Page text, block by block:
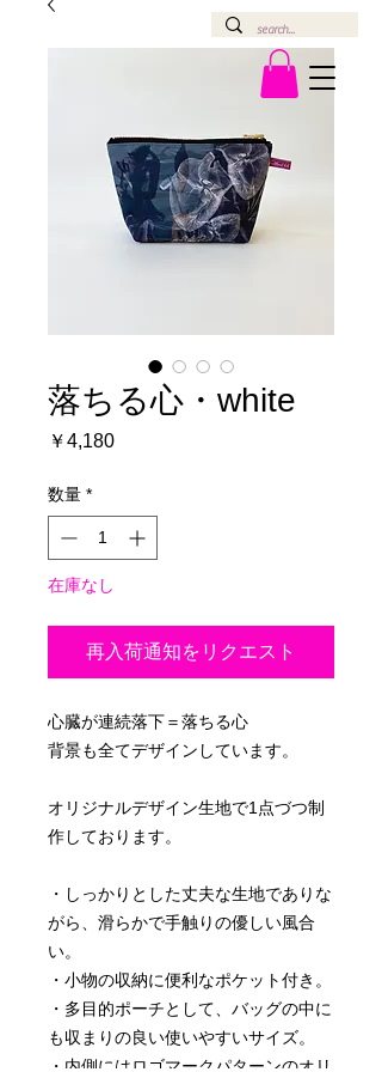
落ちる心・white
￥4,180価
数量 *
在庫なし
再入荷通知をリクエスト
心臓が連続落下＝落ちる心
背景も全てデザインしています。
オリジナルデザイン生地で1点づつ制
作しております。
・しっかりとした丈夫な生地でありな
がら、滑らかで手触りの優しい風合
い。
・小物の収納に便利なポケット付き。
・多目的ポーチとして、バッグの中に
も収まりの良い使いやすいサイズ。
・内側にはロゴマークパターンのオリ